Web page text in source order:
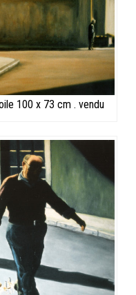
100 x 73 cm . vendu